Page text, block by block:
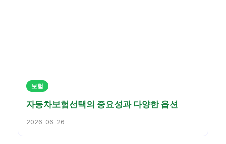
보험
자동차보험선택의 중요성과 다양한 옵션
2026-06-26